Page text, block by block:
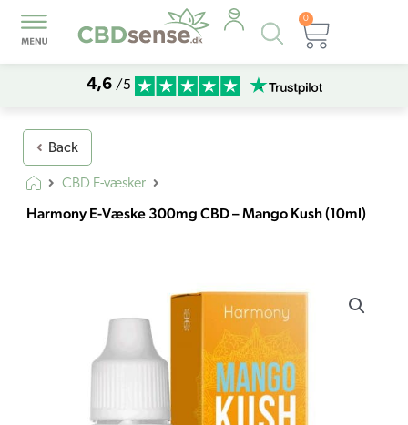
Products
search
0
Kurv
4,6 /5
Back
CBD E-væsker
Harmony E-Væske 300mg CBD – Mango Kush (10ml)